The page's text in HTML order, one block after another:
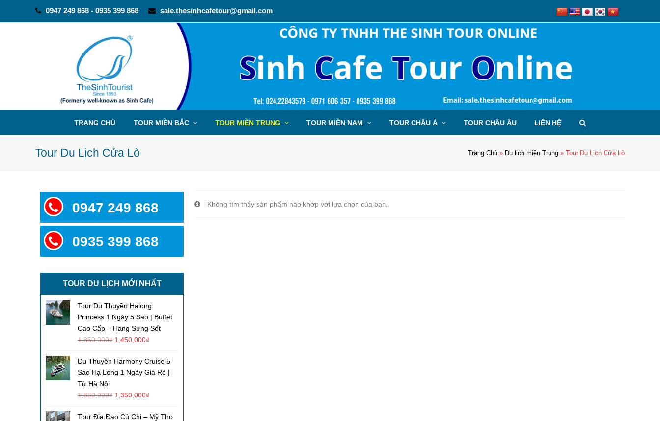
0947 249 868 - 0935 399 868 sale.thesinhcafetour@gmail.com
TRANG CHỦ TOUR MIỀN BẮC TOUR MIỀN TRUNG TOUR MIỀN NAM TOUR CHÂU Á TOUR CHÂU ÂU LIÊN HỆ
Tour Du Lịch Cửa Lò Trang Chủ » Du lịch miền Trung » Tour Du Lịch Cửa Lò
Không tìm thấy sản phẩm nào khớp với lựa chọn của bạn.
0947 249 868
0935 399 868
TOUR DU LỊCH MỚI NHẤT
Tour Du Thuyền Halong
Princess 1 Ngày 5 Sao | Buffet
Cao Cấp – Hang Sửng Sốt
1,850,000₫ 1,450,000₫
Du Thuyền Harmony Cruise 5
Sao Hạ Long 1 Ngày Giá Rẻ |
Từ Hà Nội
1,850,000₫ 1,350,000₫
Tour Địa Đạo Củ Chi – Mỹ Tho